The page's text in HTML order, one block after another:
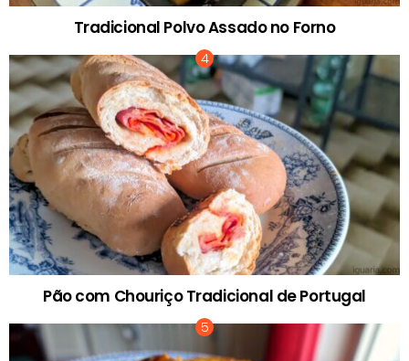
Tradicional Polvo Assado no Forno
Pão com Chouriço Tradicional de Portugal